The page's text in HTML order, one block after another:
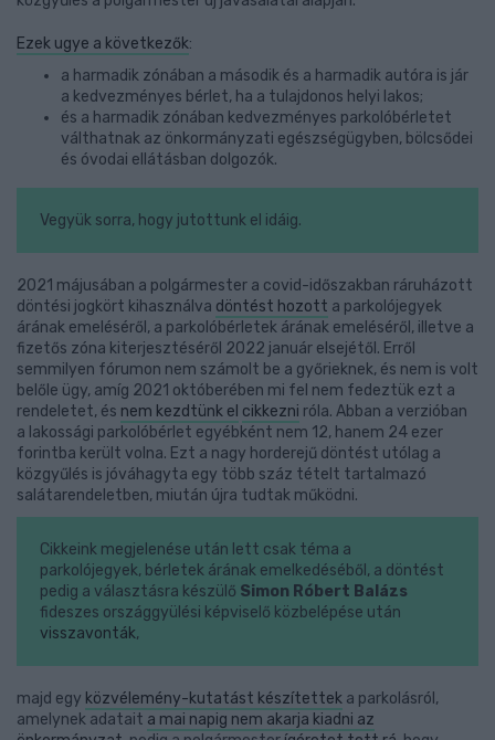
Ezek ugye a következők:
a harmadik zónában a második és a harmadik autóra is jár
a kedvezményes bérlet, ha a tulajdonos helyi lakos;
és a harmadik zónában kedvezményes parkolóbérletet
válthatnak az önkormányzati egészségügyben, bölcsődei
és óvodai ellátásban dolgozók.
Vegyük sorra, hogy jutottunk el idáig.
2021 májusában a polgármester a covid-időszakban ráruházott
döntési jogkört kihasználva döntést hozott a parkolójegyek
árának emeléséről, a parkolóbérletek árának emeléséről, illetve a
fizetős zóna kiterjesztéséről 2022 január elsejétől. Erről
semmilyen fórumon nem számolt be a győrieknek, és nem is volt
belőle ügy, amíg 2021 októberében mi fel nem fedeztük ezt a
rendeletet, és nem kezdtünk el cikkezni róla. Abban a verzióban
a lakossági parkolóbérlet egyébként nem 12, hanem 24 ezer
forintba került volna. Ezt a nagy horderejű döntést utólag a
közgyűlés is jóváhagyta egy több száz tételt tartalmazó
salátarendeletben, miután újra tudtak működni.
Cikkeink megjelenése után lett csak téma a
parkolójegyek, bérletek árának emelkedéséből, a döntést
pedig a választásra készülő Simon Róbert Balázs
fideszes országgyülési képviselő közbelépése után
visszavonták,
majd egy közvélemény-kutatást készítettek a parkolásról,
amelynek adatait a mai napig nem akarja kiadni az